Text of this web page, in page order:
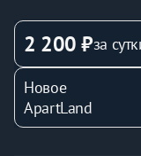
Наши гости:
*
Роснефть, ГСС,
депо, учебный
2 200 ₽за
Новое
ApartLand